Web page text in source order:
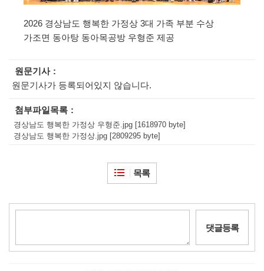
2026 경상남도 행복한 가정상 3대 가족 부분 수상
가조면 동아탕 동아목공방 우형준 제공
원문기사
원문기사가 등록되어있지 않습니다.
첨부파일목록
경상남도 행복한 가정상 우형준.jpg [1618970 byte]
경상남도 행복한 가정상.jpg [2809295 byte]
목록
댓글등록